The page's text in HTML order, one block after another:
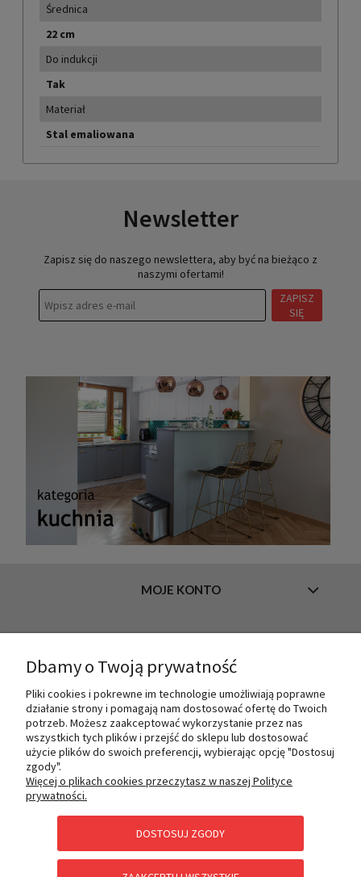
Średnica
22 cm
Do indukcji
Tak
Materiał
Stal emaliowana
Newsletter
Zapisz się do naszego newslettera, aby być na bieżąco z
naszymi ofertami!
ZAPISZ
SIĘ
MOJE KONTO
O NAS
PŁATNOŚCI I DOSTAWA
POMOC
Dbamy o Twoją prywatność
Pliki cookies i pokrewne im technologie umożliwiają poprawne
działanie strony i pomagają nam dostosować ofertę do Twoich
potrzeb. Możesz zaakceptować wykorzystanie przez nas
wszystkich tych plików i przejść do sklepu lub dostosować
użycie plików do swoich preferencji, wybierając opcję "Dostosuj
zgody".
Więcej o plikach cookies przeczytasz w naszej Polityce
prywatności.
DOSTOSUJ ZGODY